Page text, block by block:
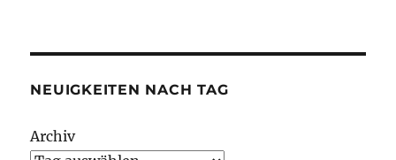
NEUIGKEITEN NACH TAG
Archiv